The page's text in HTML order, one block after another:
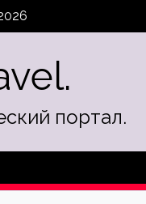
портал.